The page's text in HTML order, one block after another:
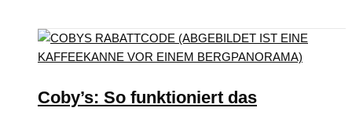
Coby’s: So funktioniert das